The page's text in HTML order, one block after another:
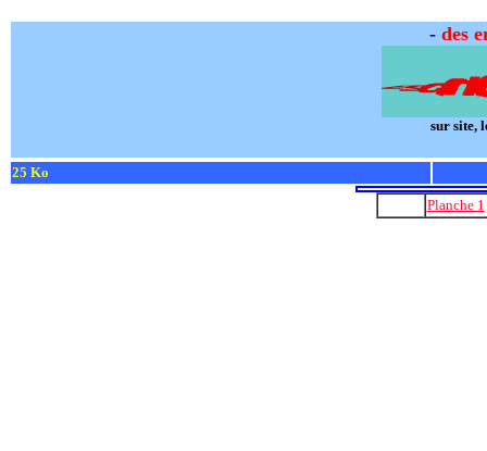
- des
sur site,
25 Ko
Planche 1